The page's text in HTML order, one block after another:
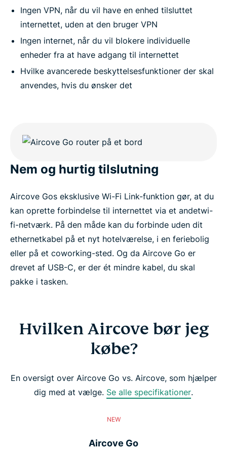
Ingen VPN, når du vil have en enhed tilsluttet
internettet, uden at den bruger VPN
Ingen internet, når du vil blokere individuelle
enheder fra at have adgang til internettet
Hvilke avancerede beskyttelsesfunktioner der skal
anvendes, hvis du ønsker det
Nem og hurtig tilslutning
Aircove Gos eksklusive Wi-Fi Link-funktion gør, at du
kan oprette forbindelse til internettet via et andetwi-
fi-netværk. På den måde kan du forbinde uden dit
ethernetkabel på et nyt hotelværelse, i en feriebolig
eller på et coworking-sted. Og da Aircove Go er
drevet af USB-C, er der ét mindre kabel, du skal
pakke i tasken.
Hvilken Aircove bør jeg
købe?
En oversigt over Aircove Go vs. Aircove, som hjælper
dig med at vælge. Se alle specifikationer.
NEW
Aircove Go